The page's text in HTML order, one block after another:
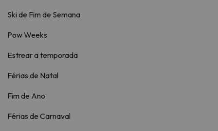
Ski de Fim de Semana
Pow Weeks
Estrear a temporada
Férias de Natal
Fim de Ano
Férias de Carnaval